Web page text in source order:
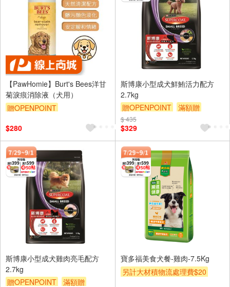
【PawHomie】Burt's Bees洋甘
菊淚痕消除液（犬用）
贈OPENPOINT
$280
斯博康小型成犬鮮鮪活力配方
2.7kg
贈OPENPOINT
滿額贈
滿額9折
$ 435
$329
斯博康小型成犬雞肉亮毛配方
2.7kg
贈OPENPOINT
滿額贈
寶多福美食犬餐-雞肉-7.5Kg
另計大材積物流處理費$20